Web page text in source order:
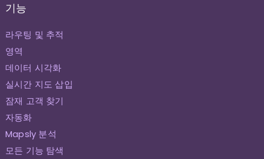
기능
라우팅 및 추적
영역
데이터 시각화
실시간 지도 삽입
잠재 고객 찾기
자동화
Mapsly 분석
모든 기능 탐색